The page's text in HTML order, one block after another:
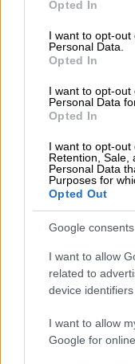
use your data for
consent section.
Opted In
I want to opt-out
Personal Data.
Opted In
I want to opt-
Personal Data
Opted In
I want to opt-out
Retention, Sale,
Personal Data
Purposes for
Opted Out
Google consents
I want to allow
related to
device identifiers
I want to allow
Google for
Ισραήλ), όπως
και στη
πυροδότησαν
Ισραηλινού
Ερντογάνμε
για την
Τα
εφημερίδων
της
με τίτλο: «Το
Χίτλερ», ενώ η
περισσότερο
είναι
από την
τον
είχε τίτλο: